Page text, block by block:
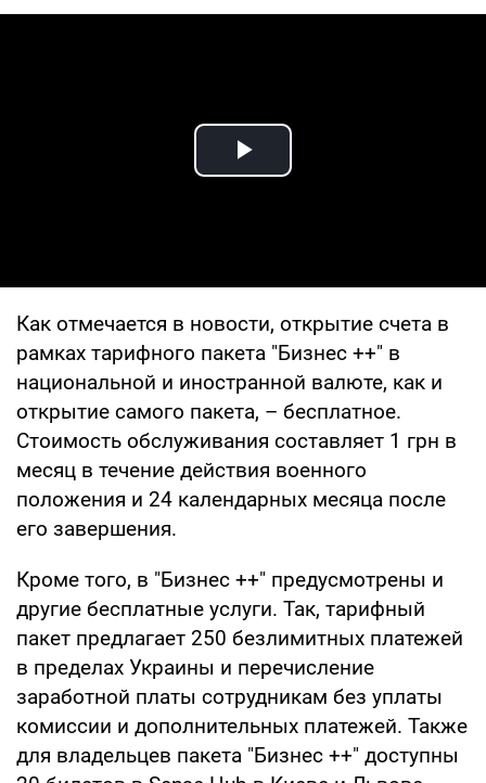
Play Video
Как отмечается в новости, открытие счета в
рамках тарифного пакета "Бизнес ++" в
национальной и иностранной валюте, как и
открытие самого пакета, – бесплатное.
Стоимость обслуживания составляет 1 грн в
месяц в течение действия военного
положения и 24 календарных месяца после
его завершения.
Кроме того, в "Бизнес ++" предусмотрены и
другие бесплатные услуги. Так, тарифный
пакет предлагает 250 безлимитных платежей
в пределах Украины и перечисление
заработной платы сотрудникам без уплаты
комиссии и дополнительных платежей. Также
для владельцев пакета "Бизнес ++" доступны